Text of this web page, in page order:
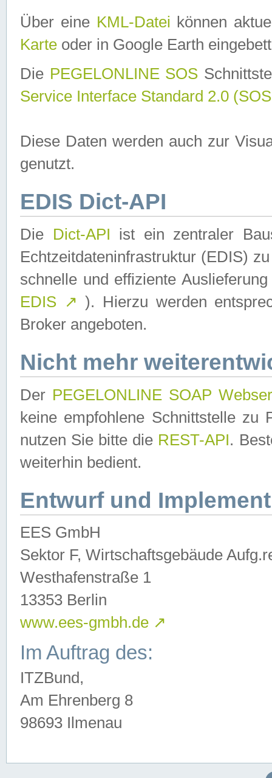
Über eine KML-Datei können
Karte oder in Google Earth
Die PEGELONLINE SOS
Service Interface Standard 2.0
Diese Daten werden auch zur
genutzt.
EDIS Dict-API
Die Dict-API ist ein zentraler
Echtzeitdateninfrastruktur (EDIS)
schnelle und effiziente
EDIS ↗ ). Hierzu werden
Broker angeboten.
Nicht mehr
Der PEGELONLINE SOAP
keine empfohlene Schnittstelle zu
nutzen Sie bitte die REST-API.
weiterhin bedient.
Entwurf und
EES GmbH
Sektor F, Wirtschaftsgebäude
Westhafenstraße 1
13353 Berlin
www.ees-gmbh.de ↗
Im Auftrag des:
ITZBund,
Am Ehrenberg 8
98693 Ilmenau